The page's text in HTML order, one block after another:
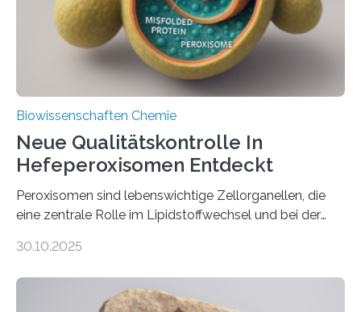
Biowissenschaften Chemie
Neue Qualitätskontrolle In
Hefeperoxisomen Entdeckt
Peroxisomen sind lebenswichtige Zellorganellen, die
eine zentrale Rolle im Lipidstoffwechsel und bei der
erfüllen können, müssen zahlreiche Enzyme präzise in
der Ruhr-Universität Bochum um Prof. Dr. Ralf Erdmann
30.10.2025